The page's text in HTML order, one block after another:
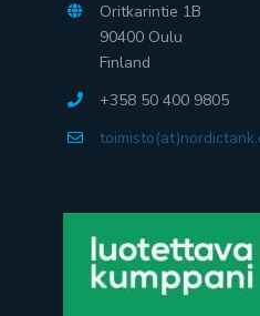
Oritkarintie 1B
90400 Oulu
Finland
+358 50 400 9805